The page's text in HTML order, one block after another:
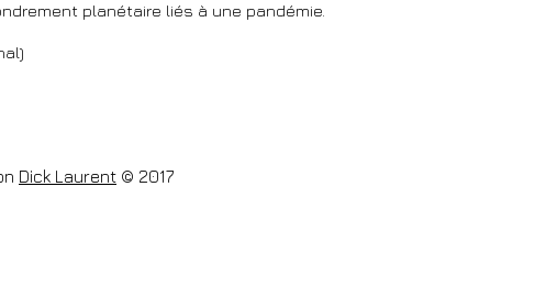
planétaire liés à une pandémie.
Dick Laurent © 2017